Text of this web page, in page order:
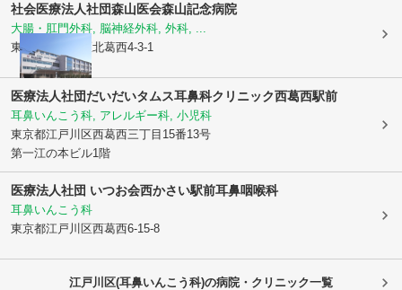
社会医療法人社団森山医会森山記念病院
大腸・肛門外科, 脳神経外科, 外科, ...
東京都江戸川区 北葛西4-3-1
医療法人社団だいだいタムス耳鼻科クリニック西葛西駅前
耳鼻いんこう科, アレルギー科, 小児科
東京都江戸川区西葛西三丁目15番13号
第一江の本ビル1階
医療法人社団 いつお会西かさい駅前耳鼻咽喉科
耳鼻いんこう科
東京都江戸川区西葛西6-15-8
江戸川区(耳鼻いんこう科)の病院・クリニック一覧